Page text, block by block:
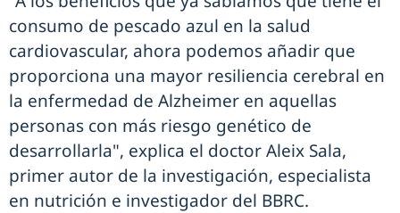
consumo de pescado azul en la salud
cardiovascular, ahora podemos añadir que
proporciona una mayor resiliencia cerebral en
la enfermedad de Alzheimer en aquellas
personas con más riesgo genético de
desarrollarla", explica el doctor Aleix Sala,
primer autor de la investigación, especialista
en nutrición e investigador del BBRC.